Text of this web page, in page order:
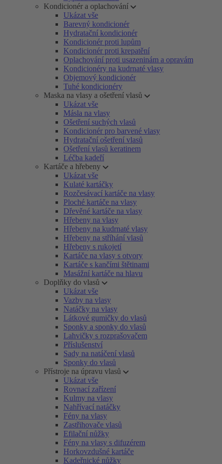
Kondicionér a oplachování
Ukázat vše
Barevný kondicionér
Hydratační kondicionér
Kondicionér proti lupům
Kondicionér proti krepatění
Oplachování proti usazeninám a opravám
Kondicionéry na kudrnaté vlasy
Objemový kondicionér
Tuhé kondicionéry
Maska na vlasy a ošetření vlasů
Ukázat vše
Másla na vlasy
Ošetření suchých vlasů
Kondicionér pro barvené vlasy
Hydratační ošetření vlasů
Ošetření vlasů keratinem
Léčba kadeří
Kartáče a hřebeny
Ukázat vše
Kulaté kartáčky
Rozčesávací kartáče na vlasy
Ploché kartáče na vlasy
Dřevěné kartáče na vlasy
Hřebeny na vlasy
Hřebeny na kudrnaté vlasy
Hřebeny na stříhání vlasů
Hřebeny s rukojetí
Kartáče na vlasy s otvory
Kartáče s kančími štětinami
Masážní kartáče na hlavu
Doplňky do vlasů
Ukázat vše
Vazby na vlasy
Natáčky na vlasy
Látkové gumičky do vlasů
Sponky a sponky do vlasů
Lahvičky s rozprašovačem
Příslušenství
Sady na natáčení vlasů
Sponky do vlasů
Přístroje na úpravu vlasů
Ukázat vše
Rovnací zařízení
Kulmy na vlasy
Nahřívací natáčky
Fény na vlasy
Zastřihovače vlasů
Efilační nůžky
Fény na vlasy s difuzérem
Horkovzdušné kartáče
Kadeřnické nůžky